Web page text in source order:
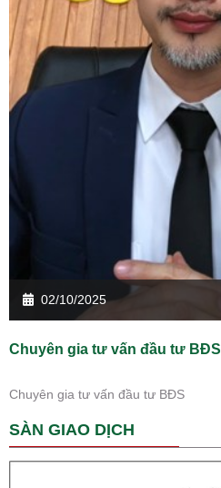
02/10/2025
Chuyên gia tư vấn đầu tư BĐS
Chuyên gia tư vấn đầu tư BĐS
SÀN GIAO DỊCH